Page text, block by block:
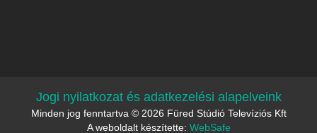
Jogi nyilatkozat és adatkezelési alapelveink
Minden jog fenntartva © 2026 Füred Stúdió Televíziós Kft
A weboldalt készítette: WebSafe